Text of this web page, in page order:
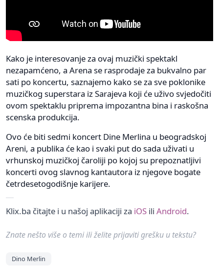
Kako je interesovanje za ovaj muzički spektakl
nezapamćeno, a Arena se rasprodaje za bukvalno par
sati po koncertu, saznajemo kako se za sve poklonike
muzičkog superstara iz Sarajeva koji će uživo svjedočiti
ovom spektaklu priprema impozantna bina i raskošna
scenska produkcija.
Ovo će biti sedmi koncert Dine Merlina u beogradskoj
Areni, a publika će kao i svaki put do sada uživati u
vrhunskoj muzičkoj čaroliji po kojoj su prepoznatljivi
koncerti ovog slavnog kantautora iz njegove bogate
četrdesetogodišnje karijere.
Klix.ba čitajte i u našoj aplikaciji za iOS ili Android.
Znate nešto više o temi ili želite prijaviti grešku u tekstu?
Dino Merlin